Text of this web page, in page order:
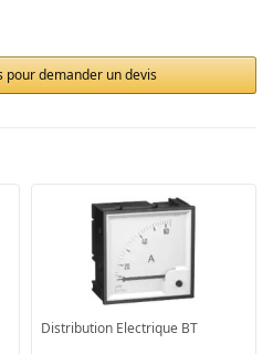
pour demander un devis
Distribution Electrique BT